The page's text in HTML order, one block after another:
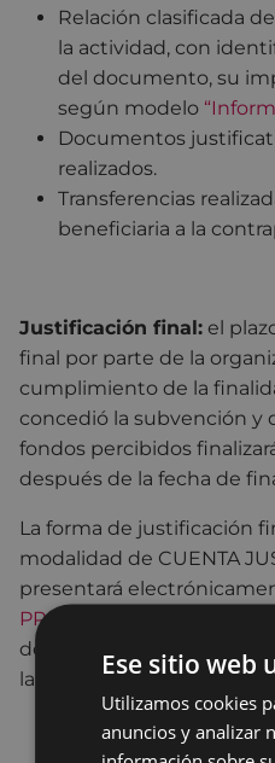
Relación clasificada
la actividad, con
del documento, su
según modelo
Documentos
realizados.
Transferencias
beneficiaria a la
Justificación final: el
final por parte de la
cumplimiento de la
concedió la subvención y
fondos percibidos
después de la fecha de
La forma de justificación
modalidad de CUENTA
presentará
PRESENTACIÓN DE
documentación a
la justificación final:
Memoria de
realizadas y de los
Ese sitio web
Utilizamos cookies
anuncios y analizar